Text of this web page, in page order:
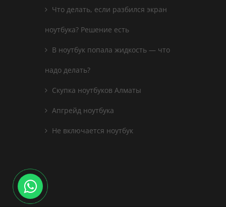
Что делать, если разбился экран
ноутбука? Решение есть
В ноутбук попала жидкость — что
надо делать?
Скупка ноутбуков Алматы
Апгрейд ноутбука
Не включается ноутбук